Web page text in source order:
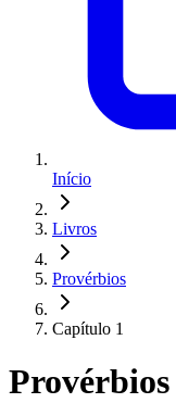
Início
Livros
Provérbios
Capítulo 1
Provérbios